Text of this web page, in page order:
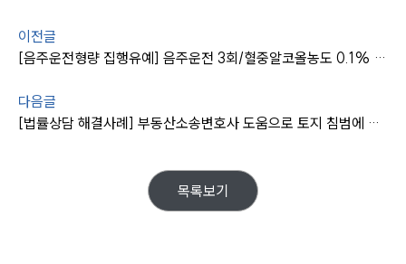
업무사례
법률지식인
업무분야
이전글
[음주운전형량 집행유예] 음주운전 3회/혈중알코올농도 0.1% 이상 집행유예로 방어한 형사사건변호사
다음글
[법률상담 해결사례] 부동산소송변호사 도움으로 토지 침범에 건물철거 및 토지인도 성공
목록보기